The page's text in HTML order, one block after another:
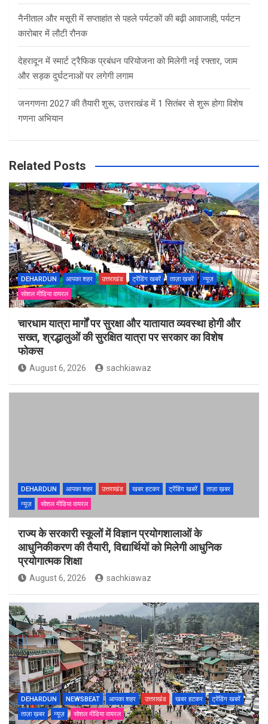
नैनीताल और मसूरी में सप्ताहांत से पहले पर्यटकों की बढ़ी आवाजाही, पर्यटन
कारोबार में लौटी रौनक
देहरादून में स्मार्ट ट्रैफिक प्रबंधन परियोजना को मिलेगी नई रफ्तार, जाम
और सड़क दुर्घटनाओं पर लगेगी लगाम
जनगणना 2027 की तैयारी शुरू, उत्तराखंड में 1 सितंबर से शुरू होगा विशेष
गणना अभियान
Related Posts
DEHARDUN आपका शहर उत्तराखंड ट्रेंडिंग खबरें ताज़ा ख़बरें
न्यूज़
सोशल मीडिया वायरल
चारधाम यात्रा मार्गों पर सुरक्षा और यातायात व्यवस्था होगी और
सख्त, श्रद्धालुओं की सुरक्षित यात्रा पर सरकार का विशेष
फोकस
August 6, 2026 sachkiawaz
DEHARDUN आपका शहर उत्तराखंड खबर हटकर ट्रेंडिंग खबरें
ताज़ा ख़बर
न्यूज़
सोशल मीडिया वायरल
राज्य के सरकारी स्कूलों में विज्ञान प्रयोगशालाओं के
आधुनिकीकरण की तैयारी, विद्यार्थियों को मिलेगी आधुनिक
प्रयोगात्मक शिक्षा
August 6, 2026 sachkiawaz
DEHARDUN NEWSBEAT आपका शहर उत्तराखंड खबर हटकर
ट्रेंडिंग खबरें
ताज़ा ख़बर
न्यूज़ सोशल मीडिया वायरल